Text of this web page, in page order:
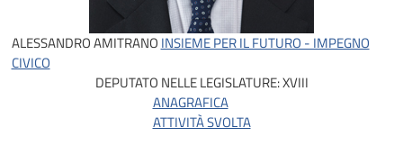
ALESSANDRO AMITRANO INSIEME PER IL FUTURO - IMPEGNO
CIVICO
DEPUTATO NELLE LEGISLATURE:XVIII
ANAGRAFICA
ATTIVITÀ SVOLTA